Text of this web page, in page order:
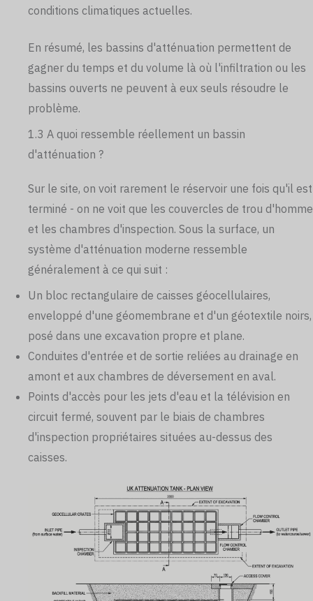
conditions climatiques actuelles.
En résumé, les bassins d'atténuation permettent de
gagner du temps et du volume là où l'infiltration ou les
bassins ouverts ne peuvent à eux seuls résoudre le
problème.
1.3 A quoi ressemble réellement un bassin
d'atténuation ?
Sur le site, on voit rarement le réservoir une fois qu'il est
terminé - on ne voit que les couvercles de trou d'homme
et les chambres d'inspection. Sous la surface, un
système d'atténuation moderne ressemble
généralement à ce qui suit :
Un bloc rectangulaire de caisses géocellulaires,
enveloppé d'une géomembrane et d'un géotextile noirs,
posé dans une excavation propre et plane.
Conduites d'entrée et de sortie reliées au drainage en
amont et aux chambres de déversement en aval.
Points d'accès pour les jets d'eau et la télévision en
circuit fermé, souvent par le biais de chambres
d'inspection propriétaires situées au-dessus des
caisses.